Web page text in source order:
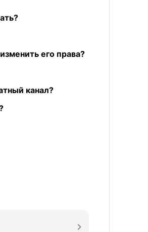
его права?
канал?